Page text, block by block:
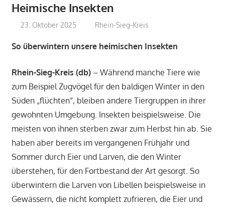
Heimische Insekten
23. Oktober 2025 treffpunkt
Rhein-Sieg-Kreis
So überwintern unsere heimischen Insekten
Rhein-Sieg-Kreis (db)– Während manche Tiere wie
zum Beispiel Zugvögel für den baldigen Winter in den
Süden „flüchten“, bleiben andere Tiergruppen in ihrer
gewohnten Umgebung. Insekten beispielsweise. Die
meisten von ihnen sterben zwar zum Herbst hin ab. Sie
haben aber bereits im vergangenen Frühjahr und
Sommer durch Eier und Larven, die den Winter
überstehen, für den Fortbestand der Art gesorgt. So
überwintern die Larven von Libellen beispielsweise in
Gewässern, die nicht komplett zufrieren, die Eier und